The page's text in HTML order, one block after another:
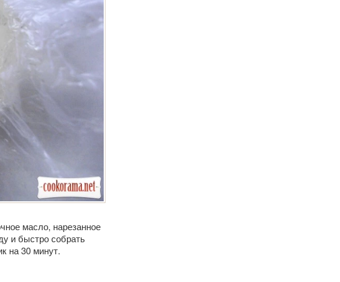
масло, нарезанное
и быстро собрать
на 30 минут.